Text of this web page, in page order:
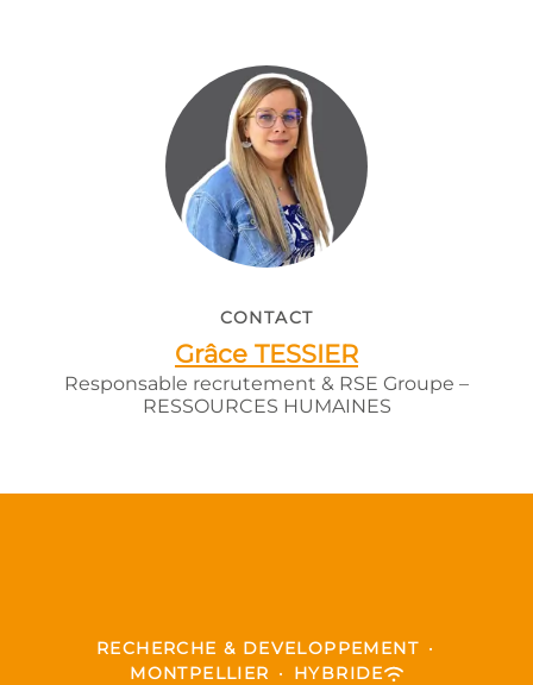
CONTACT
Grâce TESSIER
Responsable recrutement & RSE Groupe –
RESSOURCES HUMAINES
RECHERCHE & DEVELOPPEMENT ·
MONTPELLIER · HYBRIDE